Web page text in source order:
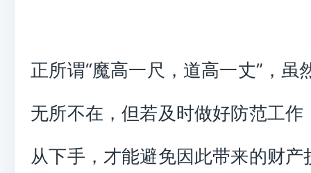
正所谓“魔高一尺，道高一丈”，虽
无所不在，但若及时做好防范工作
从下手，才能避免因此带来的财产